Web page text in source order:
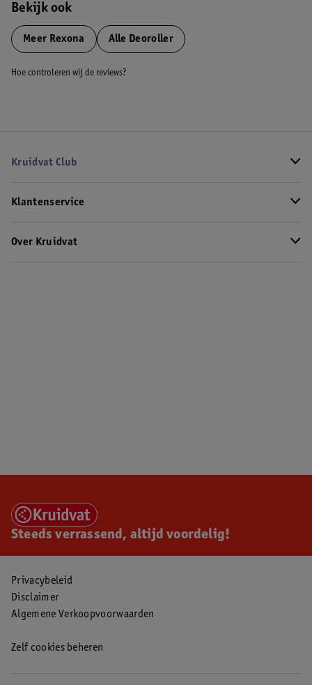
Bekijk ook
Meer Rexona Alle Deoroller
Hoe controleren wij de reviews?
Kruidvat Club
Klantenservice
Over Kruidvat
Steeds verrassend, altijd voordelig!
Privacybeleid
Disclaimer
Algemene Verkoopvoorwaarden
Zelf cookies beheren